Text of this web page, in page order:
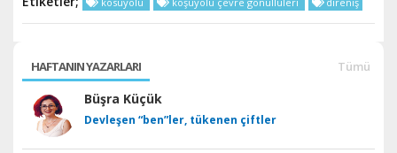
HAFTANIN YAZARLARI Tümü
Büşra Küçük
Devleşen “ben”ler, tükenen çiftler